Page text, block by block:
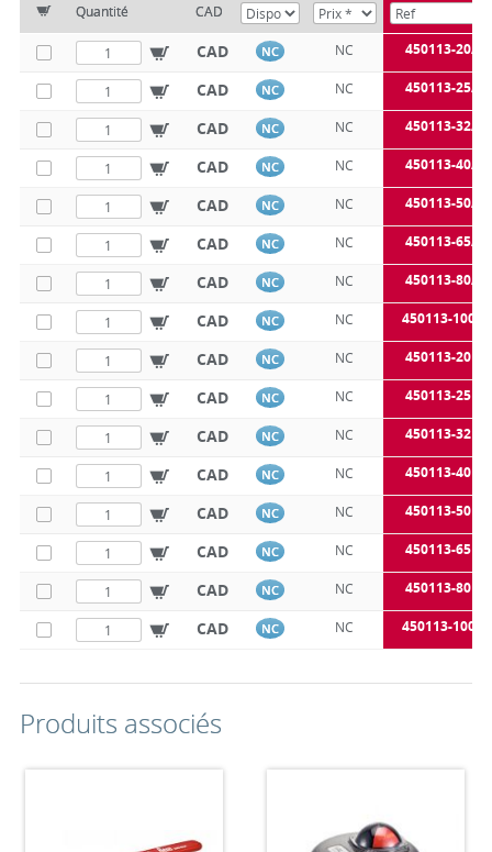
Quantité CAD
CAD NC NC 450113-20A
CAD NC NC 450113-25A
CAD NC NC 450113-32A
CAD NC NC 450113-40A
CAD NC NC 450113-50A
CAD NC NC 450113-65A
CAD NC NC 450113-80A
CAD NC NC 450113-100A
CAD NC NC 450113-20B
CAD NC NC 450113-25B
CAD NC NC 450113-32B
CAD NC NC 450113-40B
CAD NC NC 450113-50B
CAD NC NC 450113-65B
CAD NC NC 450113-80B
CAD NC NC 450113-100B
Produits associés